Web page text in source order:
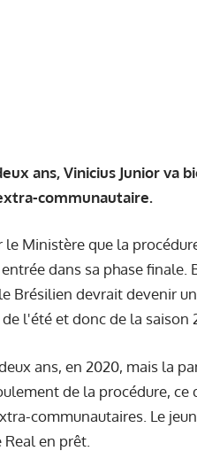
ans, Vinicius Junior va
communautaire.
Ministère que la
dans sa phase finale.
Brésilien devrait devenir
l'été et donc de la saison
ans, en 2020, mais la
de la procédure, ce
communautaires. Le
en prêt.